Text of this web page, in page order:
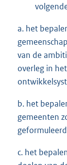
a. het
van de
overleg in
b. het
gemeenten
c. het